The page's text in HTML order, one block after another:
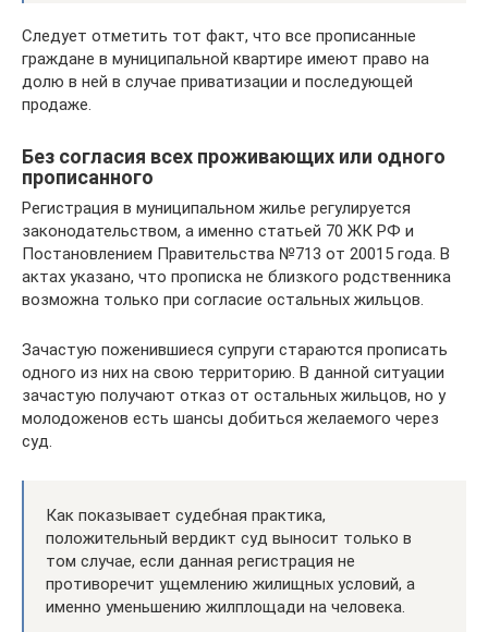
Следует отметить тот факт, что все прописанные
граждане в муниципальной квартире имеют право на
долю в ней в случае приватизации и последующей
продаже.
Без согласия всех проживающих или одного
прописанного
Регистрация в муниципальном жилье регулируется
законодательством, а именно статьей 70 ЖК РФ и
Постановлением Правительства №713 от 20015 года. В
актах указано, что прописка не близкого родственника
возможна только при согласие остальных жильцов.
Зачастую поженившиеся супруги стараются прописать
одного из них на свою территорию. В данной ситуации
зачастую получают отказ от остальных жильцов, но у
молодоженов есть шансы добиться желаемого через
суд.
Как показывает судебная практика,
положительный вердикт суд выносит только в
том случае, если данная регистрация не
противоречит ущемлению жилищных условий, а
именно уменьшению жилплощади на человека.